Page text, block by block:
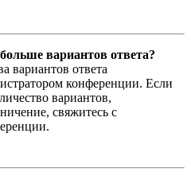
вариантов ответа?
вариантов ответа
конференции. Если
вариантов,
свяжитесь с